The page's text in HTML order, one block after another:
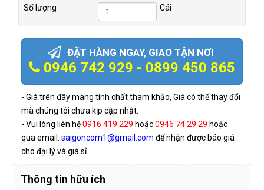
Số lượng Cái
ĐẶT HÀNG NGAY, GIAO TẬN NƠI
0946 742 929 - 0899 450 865
- Giá trên đây mang tính chất tham khảo, Giá có thể thay đổi
mà chúng tôi chưa kịp cập nhật.
- Vui lòng liên hệ0916 419 229 hoặc0946 74 29 29 hoặc
qua email: saigoncom1@gmail.com để nhận được báo giá
cho đại lý và giá sỉ
Thông tin hữu ích